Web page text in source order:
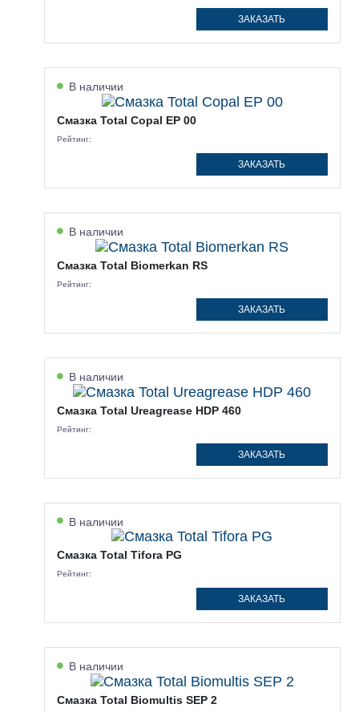
ЗАКАЗАТЬ
В наличии
Смазка Total Copal EP 00
Рейтинг:
ЗАКАЗАТЬ
В наличии
Смазка Total Biomerkan RS
Рейтинг:
ЗАКАЗАТЬ
В наличии
Смазка Total Ureagrease HDP 460
Рейтинг:
ЗАКАЗАТЬ
В наличии
Смазка Total Tifora PG
Рейтинг:
ЗАКАЗАТЬ
В наличии
Смазка Total Biomultis SEP 2